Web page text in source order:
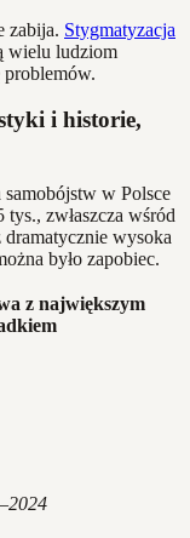
zabija. Stygmatyzacja
wielu ludziom
problemów.
i historie,
w Polsce
zwłaszcza wśród
wysoka
było zapobiec.
z największym